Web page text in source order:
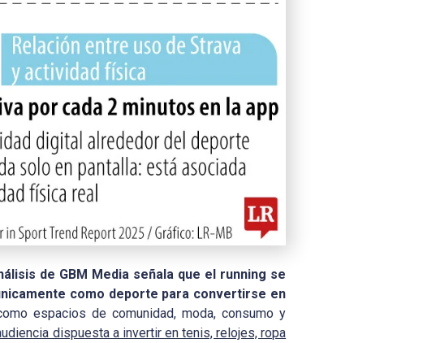
de GBM Media señala que el running se
como deporte para convertirse en
espacios de comunidad, moda, consumo y
dispuesta a invertir en tenis, relojes, ropa